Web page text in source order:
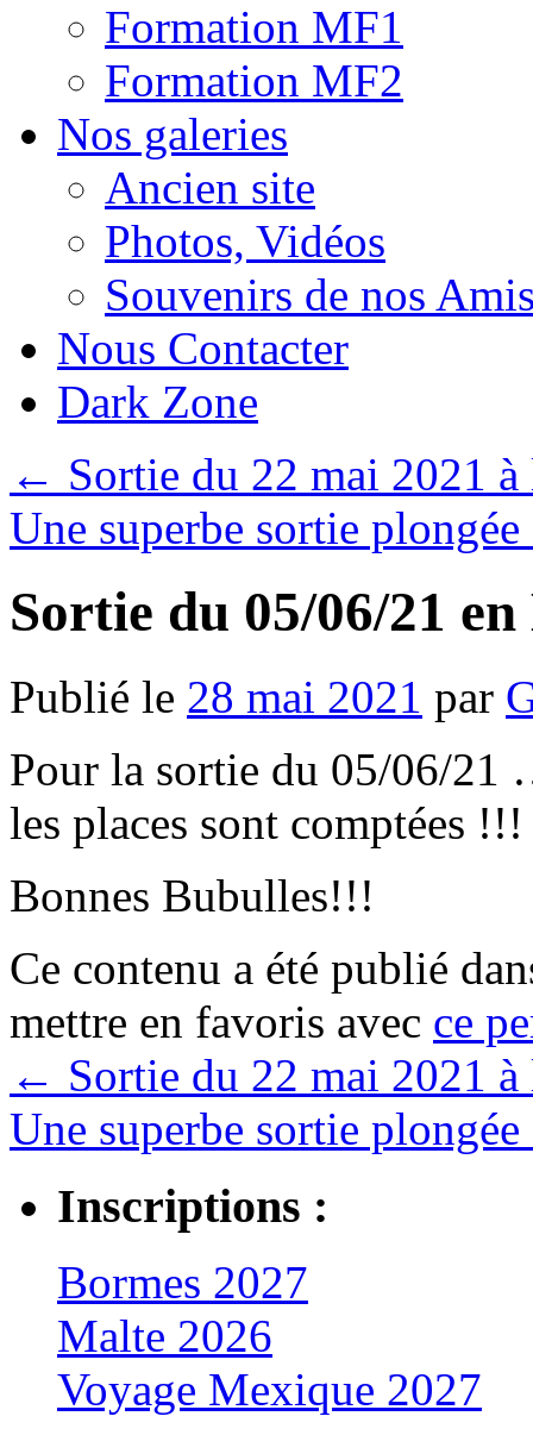
Formation MF1
Formation MF2
Nos galeries
Ancien site
Photos, Vidéos
Souvenirs de nos
Nous Contacter
Dark Zone
← Sortie du 22 mai 2021 à
Une superbe sortie
Sortie du 05/06/21
Publié le 28 mai 2021 par
Pour la sortie du 05/06/
les places sont comptées !!!
Bonnes Bubulles!!!
Ce contenu a été publié
mettre en favoris avec ce
← Sortie du 22 mai 2021 à
Une superbe sortie
Inscriptions :
Bormes 2027
Malte 2026
Voyage Mexique 2027